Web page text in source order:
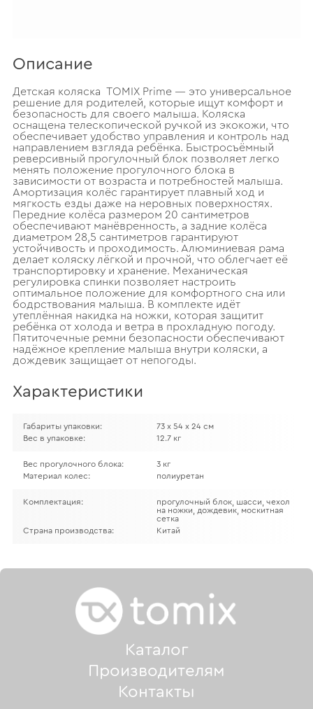
Описание
Детская коляска TOMIX Prime — это универсальное
решение для родителей, которые ищут комфорт и
безопасность для своего малыша. Коляска
оснащена телескопической ручкой из экокожи, что
обеспечивает удобство управления и контроль над
направлением взгляда ребёнка. Быстросъёмный
реверсивный прогулочный блок позволяет легко
менять положение прогулочного блока в
зависимости от возраста и потребностей малыша.
Амортизация колёс гарантирует плавный ход и
мягкость езды даже на неровных поверхностях.
Передние колёса размером 20 сантиметров
обеспечивают манёвренность, а задние колёса
диаметром 28,5 сантиметров гарантируют
устойчивость и проходимость. Алюминиевая рама
делает коляску лёгкой и прочной, что облегчает её
транспортировку и хранение. Механическая
регулировка спинки позволяет настроить
оптимальное положение для комфортного сна или
бодрствования малыша. В комплекте идёт
утеплённая накидка на ножки, которая защитит
ребёнка от холода и ветра в прохладную погоду.
Пятиточечные ремни безопасности обеспечивают
надёжное крепление малыша внутри коляски, а
дождевик защищает от непогоды.
Характеристики
Габариты упаковки:
73 х 54 х 24 см
Вес в упаковке:
12.7 кг
Вес прогулочного блока:
3 кг
Материал колес:
полиуретан
Комплектация:
прогулочный блок, шасси, чехол
на ножки, дождевик, москитная
сетка
Страна производства:
Китай
Каталог
Производителям
Контакты